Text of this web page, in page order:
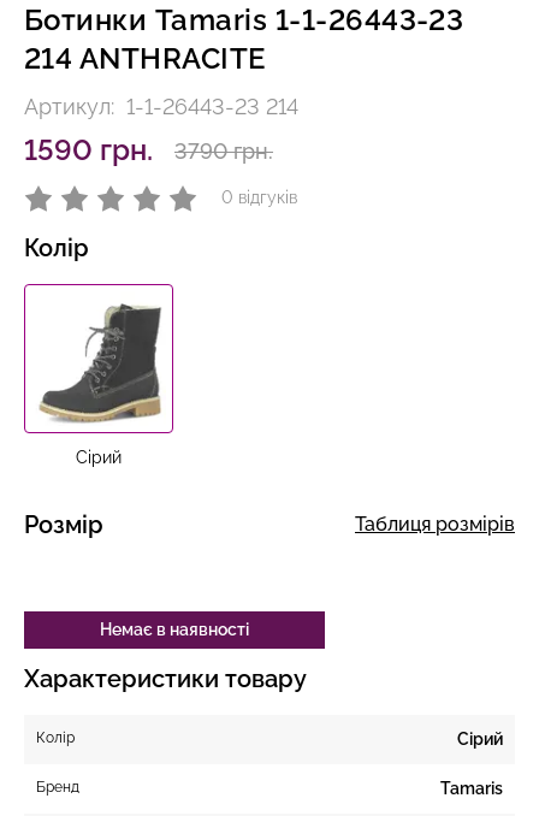
Ботинки Tamaris 1-1-26443-23
214 ANTHRACITE
Артикул: 1-1-26443-23 214
1590 грн. 3790 грн.
0 відгуків
Колір
Сірий
Розмір Таблиця розмірів
Немає в наявності
Характеристики товару
Колір Сірий
Бренд Tamaris